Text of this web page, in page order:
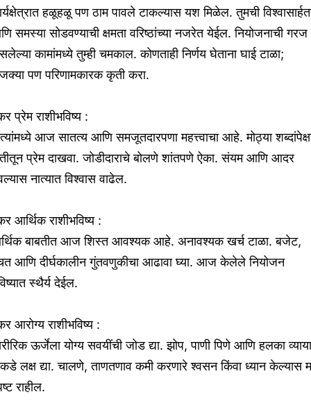
हळूहळू पण ठाम पावले टाकल्यास यश मिळेल. तुमची
समस्या सोडवण्याची क्षमता वरिष्ठांच्या नजरेत येईल. नियोजनाची गरज
कामांमध्ये तुम्ही चमकाल. कोणताही निर्णय घेताना घाई टाळा;
पण परिणामकारक कृती करा.
प्रेम राशीभविष्य :
आज सातत्य आणि समजूतदारपणा महत्त्वाचा आहे. मोठ्या
प्रेम दाखवा. जोडीदाराचे बोलणे शांतपणे ऐका. संयम आणि आदर
नात्यात विश्वास वाढेल.
आर्थिक राशीभविष्य :
बाबतीत आज शिस्त आवश्यक आहे. अनावश्यक खर्च टाळा. बजेट,
आणि दीर्घकालीन गुंतवणुकीचा आढावा घ्या. आज केलेले नियोजन
स्थैर्य देईल.
आरोग्य राशीभविष्य :
ऊर्जेला योग्य सवयींची जोड द्या. झोप, पाणी पिणे आणि हलका
लक्ष द्या. चालणे, ताणतणाव कमी करणारे श्वसन किंवा ध्यान केल्यास
राहील.